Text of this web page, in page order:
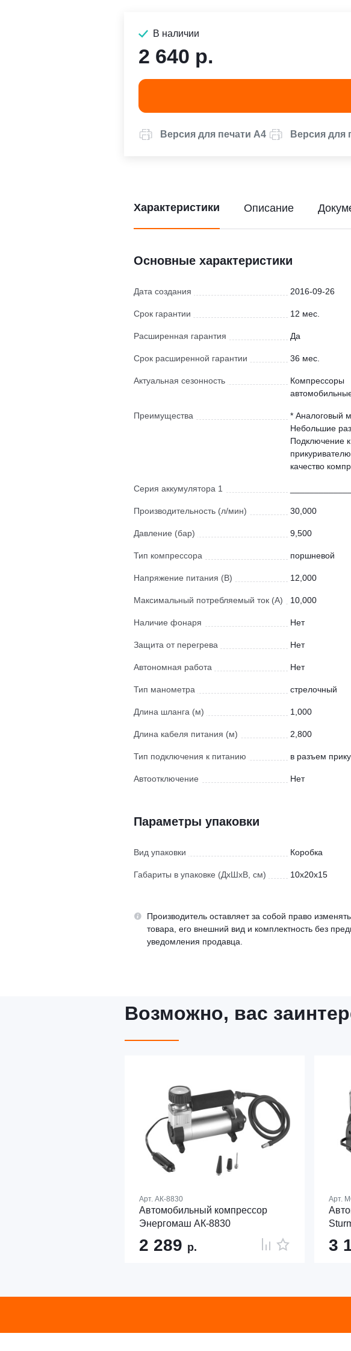
В наличии
2 640 р.
Версия для печати А4 Версия для
Характеристики
Основные характеристики
Дата создания 2016-09-26
Срок гарантии 12 мес.
Расширенная гарантия Да
Срок расширенной гарантии 36 мес.
Актуальная сезонность
Компрессоры
Преимущества
* Аналоговый
Небольшие
Подключение к
качество
Серия аккумулятора 1
Производительность (л/мин) 30,000
Давление (бар) 9,500
Тип компрессора поршневой
Напряжение питания (В) 12,000
Максимальный потребляемый ток (А) 10,000
Наличие фонаря Нет
Защита от перегрева Нет
Автономная работа Нет
Тип манометра стрелочный
Длина шланга (м) 1,000
Длина кабеля питания (м) 2,800
Тип подключения к питанию в разъем
Автоотключение Нет
Параметры упаковки
Вид упаковки Коробка
Габариты в упаковке (ДхШхВ, см) 10x20x15
Производитель оставляет за собой право
товара, его внешний вид и комплектность без
уведомления продавца.
Описание
Возможно, вас
Арт. АК-8830
Автомобильный компрессор
Энергомаш АК-8830
2 289 р.
Арт.
3